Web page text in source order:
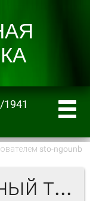
sto-ngounb
Коллективный труд 1941 г.